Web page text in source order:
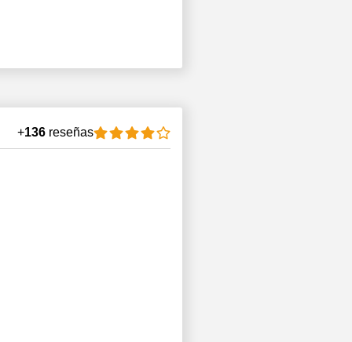
+136 reseñas